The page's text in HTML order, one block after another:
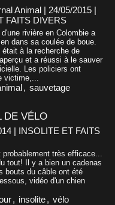
Animal | 24/05/2015 |
FAITS DIVERS
rivière en Colombie a
dans sa coulée de boue.
était à la recherche de
et a réussi à le sauver
Les policiers ont
, sauvetage
DE VÉLO
| INSOLITE ET FAITS
très efficace...
tout! Il y a bien un cadenas
bouts du câble ont été
vidéo d'un chien
, insolite, vélo